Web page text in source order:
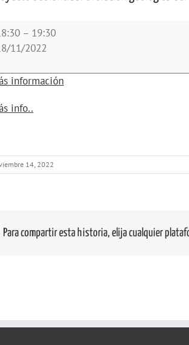
– 19:30
11/2022
información
info..
14, 2022
Para compartir esta historia, elija cualquier